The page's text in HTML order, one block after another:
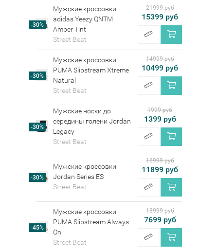
-30%
Мужские кроссовки
adidas Yeezy QNTM
Amber Tint
Street Beat
21999 руб
15399 руб
-30%
Мужские кроссовки
PUMA Slipstream Xtreme
Natural
Street Beat
14999 руб
10499 руб
-30%
Мужские носки до
середины голени Jordan
Legacy
Street Beat
1999 руб
1399 руб
-30%
Мужские кроссовки
Jordan Series ES
Street Beat
16999 руб
11899 руб
-45%
Мужские кроссовки
PUMA Slipstream Always
On
Street Beat
13999 руб
7699 руб